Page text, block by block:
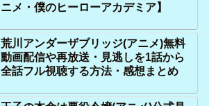
ニメ・僕のヒーローアカデミア】
荒川アンダーザブリッジ(アニメ)無料
動画配信や再放送・見逃しを1話から
全話フル視聴する方法・感想まとめ